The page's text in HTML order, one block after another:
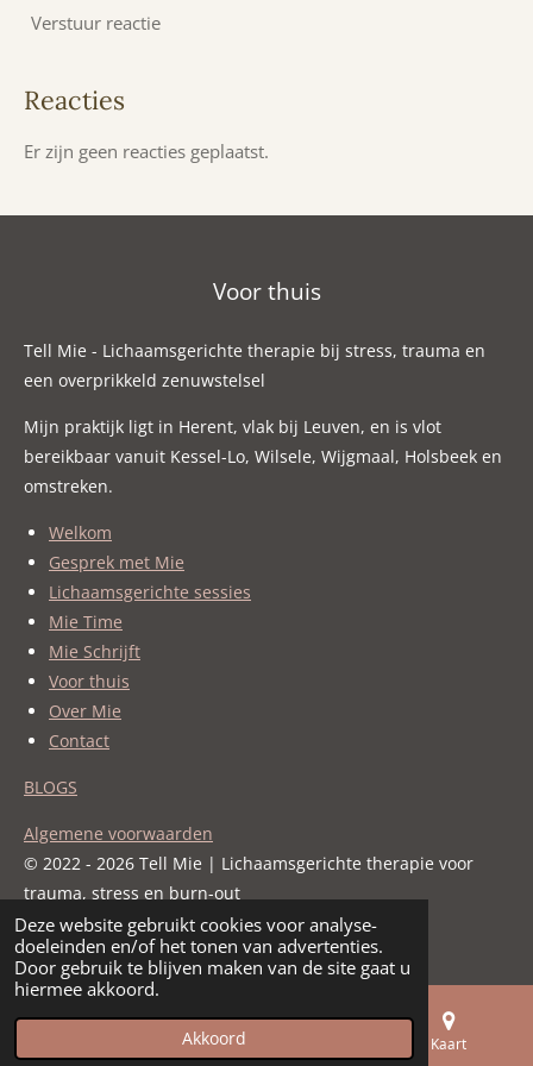
Deze website gebruikt cookies voor analyse-
doeleinden en/of het tonen van advertenties.
Door gebruik te blijven maken van de site gaat u
hiermee akkoord.
Akkoord
Verstuur reactie
Reacties
Er zijn geen reacties geplaatst.
Voor thuis
Tell Mie - Lichaamsgerichte therapie bij stress, trauma en
een overprikkeld zenuwstelsel
Mijn praktijk ligt in Herent, vlak bij Leuven, en is vlot
bereikbaar vanuit Kessel-Lo, Wilsele, Wijgmaal, Holsbeek en
omstreken.
Welkom
Gesprek met Mie
Lichaamsgerichte sessies
Mie Time
Mie Schrijft
Voor thuis
Over Mie
Contact
BLOGS
Algemene voorwaarden
© 2022 - 2026 Tell Mie | Lichaamsgerichte therapie voor
trauma, stress en burn-out
Powered byJouwWeb
Telefoonnummer Kaart